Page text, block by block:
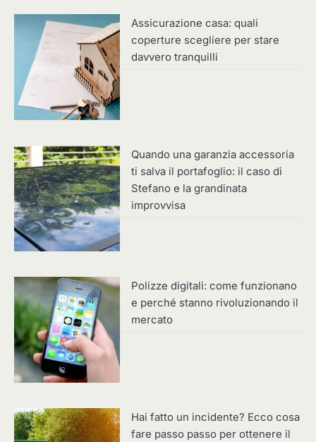
Assicurazione casa: quali
coperture scegliere per stare
davvero tranquilli
Quando una garanzia accessoria
ti salva il portafoglio: il caso di
Stefano e la grandinata
improvvisa
Polizze digitali: come funzionano
e perché stanno rivoluzionando il
mercato
Hai fatto un incidente? Ecco cosa
fare passo passo per ottenere il